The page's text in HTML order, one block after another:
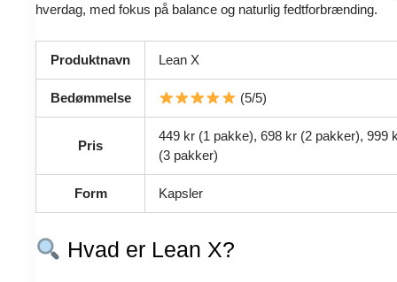
hverdag, med fokus på balance og naturlig fedtforbrænding.
Produktnavn Lean X
Bedømmelse (5/5)
Pris
449 kr (1 pakke), 698 kr (2 pakker), 999
(3 pakker)
Form Kapsler
Hvad er Lean X?